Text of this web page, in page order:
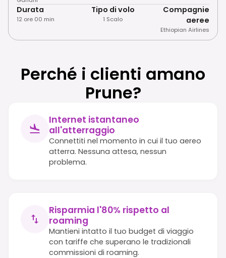
Durata
12 ore 00 min
Tipo di volo
1 Scalo
Compagnie
aeree
Ethiopian Airlines
Perché i clienti amano
Prune?
Internet istantaneo
all'atterraggio
Connettiti nel momento in cui il tuo aereo
atterra. Nessuna attesa, nessun
problema.
Risparmia l'80% rispetto al
roaming
Mantieni intatto il tuo budget di viaggio
con tariffe che superano le tradizionali
commissioni di roaming.